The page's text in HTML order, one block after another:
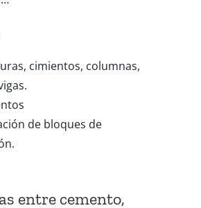
cimientos, columnas,
de bloques de
entre cemento,